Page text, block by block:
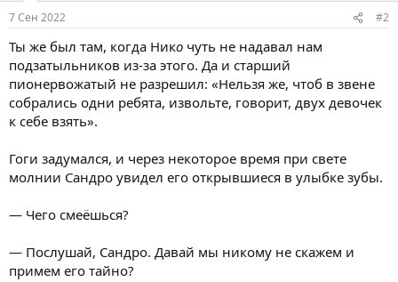
7 Сен 2022 #2
Ты же был там, когда Нико чуть не надавал нам
подзатыльников из-за этого. Да и старший
пионервожатый не разрешил: «Нельзя же, чтоб в звене
собрались одни ребята, извольте, говорит, двух девочек
к себе взять».
Гоги задумался, и через некоторое время при свете
молнии Сандро увидел его открывшиеся в улыбке зубы.
— Чего смеёшься?
— Послушай, Сандро. Давай мы никому не скажем и
примем его тайно?